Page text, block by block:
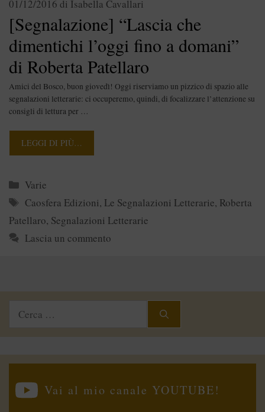
[Segnalazione] “Lascia che
dimentichi l’oggi fino a domani”
di Roberta Patellaro
01/12/2016 di Isabella Cavallari
Amici del Bosco, buon giovedì! Oggi riserviamo un pizzico di spazio alle
segnalazioni letterarie: ci occuperemo, quindi, di focalizzare l’attenzione su
consigli di lettura per …
LEGGI DI PIÙ…
Categorie
Varie
Tag
Caosfera Edizioni, Le Segnalazioni Letterarie, Roberta
Patellaro, Segnalazioni Letterarie
Lascia un commento
Ricerca
Vai al mio canale YOUTUBE!